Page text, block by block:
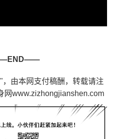
由本网支付稿酬，转载请注
网www.zizhongjianshen.com